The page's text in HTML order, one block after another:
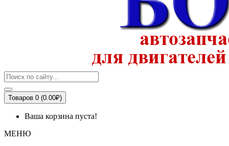
Товаров 0 (0.00₽)
Ваша корзина пуста!
МЕНЮ